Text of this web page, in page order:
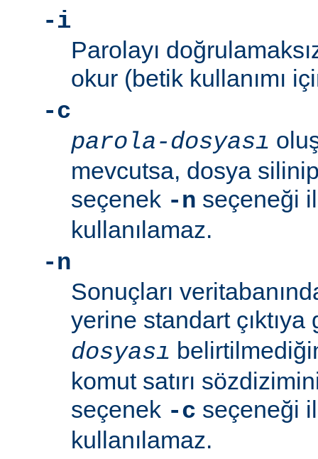
-i
Parolayı
okur (betik kullanımı
-c
parola-dosyası
mevcutsa, dosya
seçenek -n seçeneği
kullanılamaz.
-n
Sonuçları
yerine standart
dosyası
komut satırı
seçenek -c seçeneği
kullanılamaz.